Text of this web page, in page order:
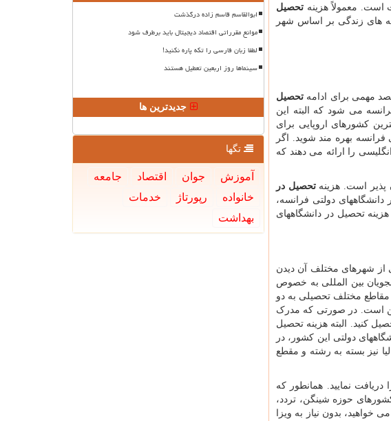
معمولاً هزینه تحصیل
هزینه های زندگی بر اساس شهر
مهمی برای ادامه تحصیل
می شود که البته این
کشورهای اروپایی برای
بهره مند شوید. اگر
را ارائه می دهند که
پذیر است. هزینهتحصیل در
دولتی فرانسه،
دانشگاه می پردازند. هزینه تحصیل در دانشگاههای
از شهرهای مختلف آن دیدن
بین المللی به خصوص
مقاطع مختلف تحصیلی به دو
است. در صورتی که مدرک
کنید. البته هزینه تحصیل
دانشجویان دانشگاههای دولتی این کشور، در
نیز بسته به رشته و مقطع
دریافت نمایید. همانطور که
کشورهای حوزه شینگن، تردد،
بدون نیاز به ویزا
ابوالقاسم قاسم زاده درگذشت
موانع مقرراتی اقتصاد دیجیتال باید برطرف شود
لطفا زبان فارسی را تکه پاره نکنید!
سینماها روز اربعین تعطیل هستند
جدیدترین ها
تگها
آموزش جوان اقتصاد
جامعه
خانواده
رپورتاژ
خدمات
بهداشت